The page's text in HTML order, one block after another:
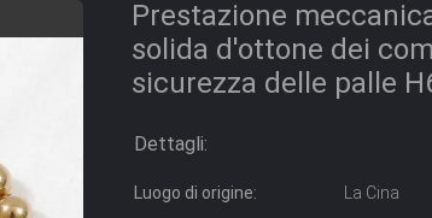
Prestazione
solida d'ottone dei
sicurezza delle palle
Dettagli:
Luogo di origine:
La Cina